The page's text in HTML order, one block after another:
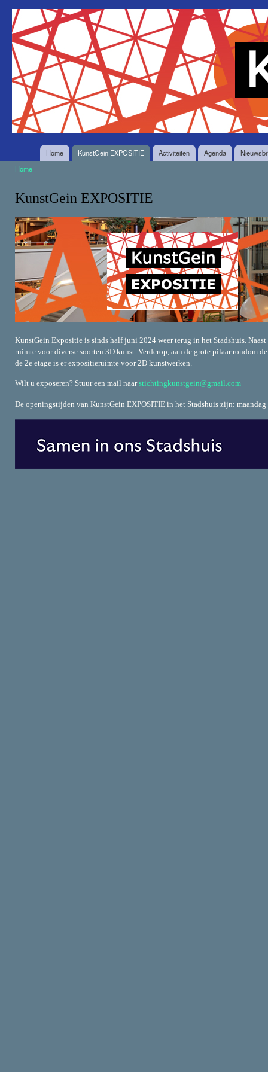
Stichting
KunstGein
Home KunstGein EXPOSITIE Activiteiten Agenda
Home
KunstGein EXPOSITIE
KunstGein Expositie is sinds half juni 2024 weer terug in het Stadshuis.
ruimte voor diverse soorten 3D kunst. Verderop, aan de grote pilaar rondom
de 2e etage is er expositieruimte voor 2D kunstwerken.
Wilt u exposeren? Stuur een mail naarstichtingkunstgein@gmail.com
De openingstijden van KunstGein EXPOSITIE in het Stadshuis zijn: